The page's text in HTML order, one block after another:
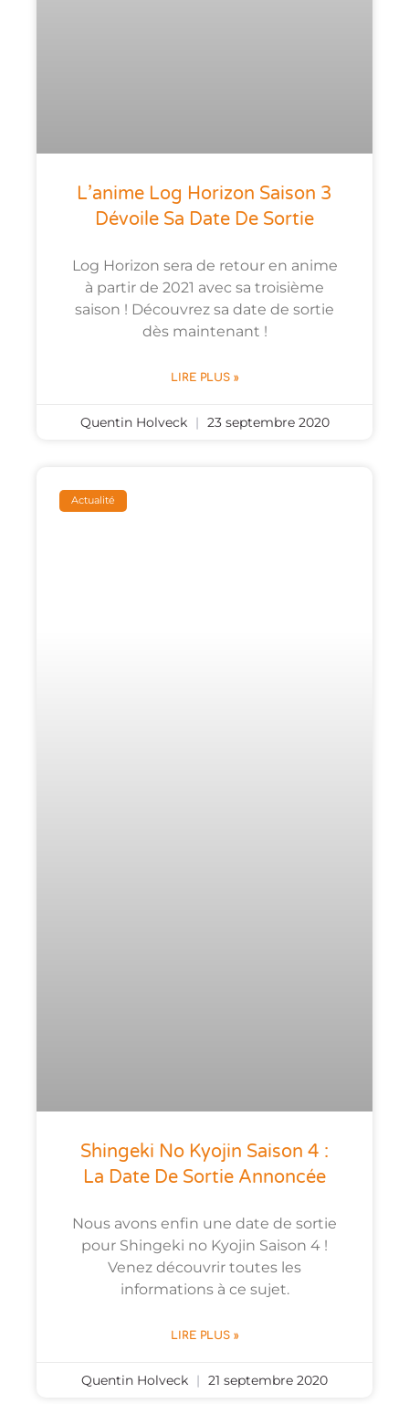
L’anime Log Horizon Saison 3
Dévoile Sa Date De Sortie
Log Horizon sera de retour en anime
à partir de 2021 avec sa troisième
saison ! Découvrez sa date de sortie
dès maintenant !
LIRE PLUS »
Quentin Holveck 23 septembre 2020
Actualité
Shingeki No Kyojin Saison 4 :
La Date De Sortie Annoncée
Nous avons enfin une date de sortie
pour Shingeki no Kyojin Saison 4 !
Venez découvrir toutes les
informations à ce sujet.
LIRE PLUS »
Quentin Holveck 21 septembre 2020